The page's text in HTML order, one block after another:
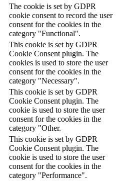
The cookie is set by GDPR
cookie consent to record the user
consent for the cookies in the
category "Functional".
This cookie is set by GDPR
Cookie Consent plugin. The
cookies is used to store the user
consent for the cookies in the
category "Necessary".
This cookie is set by GDPR
Cookie Consent plugin. The
cookie is used to store the user
consent for the cookies in the
category "Other.
This cookie is set by GDPR
Cookie Consent plugin. The
cookie is used to store the user
consent for the cookies in the
category "Performance".